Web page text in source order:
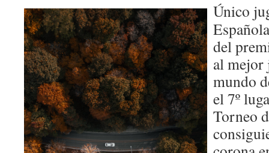
Único
del
al mejor
mundo
el 7º
Torneo